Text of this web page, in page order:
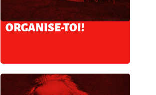
ORGANISE-TOI!